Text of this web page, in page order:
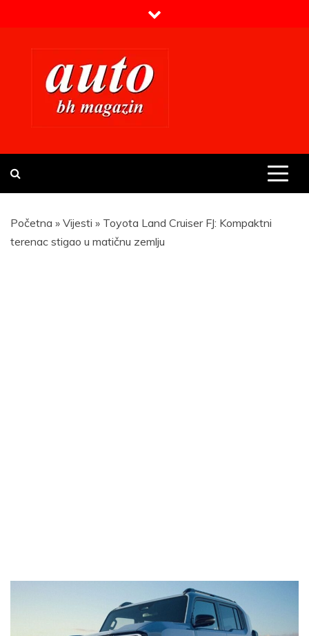
Prvi BH auto magazin
Početna » Vijesti » Toyota Land Cruiser FJ: Kompaktni
terenac stigao u matičnu zemlju